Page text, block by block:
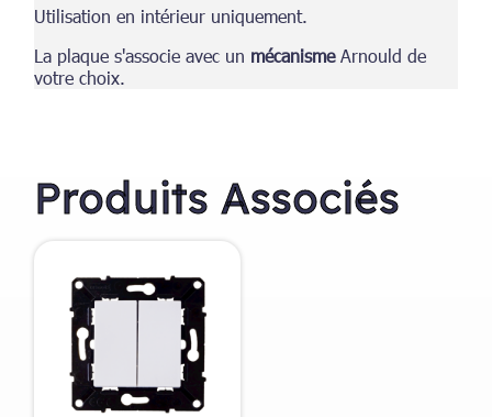
Utilisation en intérieur uniquement.
La plaque s'associe avec un mécanismeArnould de
votre choix.
Produits Associés